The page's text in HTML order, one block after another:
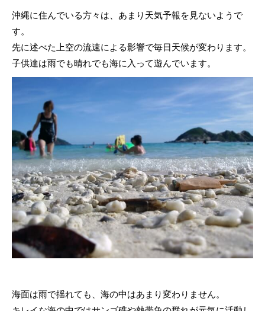
沖縄に住んでいる方々は、あまり天気予報を見ないようで
す。
先に述べた上空の流速による影響で毎日天候が変わります。
子供達は雨でも晴れでも海に入って遊んでいます。
海面は雨で揺れても、海の中はあまり変わりません。